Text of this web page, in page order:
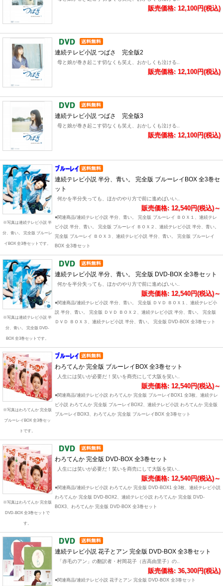
販売価格: 12,100円(税込)
連続テレビ小説 つばさ 完全版2
母と娘が巻き起こす切なくも笑え、おかしくも泣ける..
販売価格: 12,100円(税込)
連続テレビ小説 つばさ 完全版3
母と娘が巻き起こす切なくも笑え、おかしくも泣ける..
販売価格: 12,100円(税込)
※写真は連続テレビ小説 半
分、青い。 完全版 ブルーレ
イBOX 全3巻セットです。
連続テレビ小説 半分、青い。 完全版 ブルーレイBOX 全3巻セ
ット
何かを半分失っても、ほかのやり方で前に進めばいい..
販売価格: 12,540円(税込)～
●関連商品/連続テレビ小説 半分、青い。 完全版 ブルーレイ ＢＯＸ１、連続テレ
ビ小説 半分、青い。 完全版 ブルーレイ ＢＯＸ２、連続テレビ小説 半分、青い。
完全版 ブルーレイ ＢＯＸ３、連続テレビ小説 半分、青い。 完全版 ブルーレイ
BOX 全3巻セット
※写真は連続テレビ小説 半
分、青い。 完全版 DVD-
BOX 全3巻セットです。
連続テレビ小説 半分、青い。 完全版 DVD-BOX 全3巻セット
何かを半分失っても、ほかのやり方で前に進めばいい..
販売価格: 12,540円(税込)～
●関連商品/連続テレビ小説 半分、青い。 完全版 ＤＶＤ ＢＯＸ１、連続テレビ小
説 半分、青い。 完全版 ＤＶＤ ＢＯＸ２、連続テレビ小説 半分、青い。 完全版
ＤＶＤ ＢＯＸ３、連続テレビ小説 半分、青い。 完全版 DVD-BOX 全3巻セット
※写真はわろてんか 完全版
ブルーレイBOX 全3巻セッ
トです。
わろてんか 完全版 ブルーレイBOX 全3巻セット
人生には笑いが必要だ！笑いを商売にして大阪を笑い..
販売価格: 12,540円(税込)～
●関連商品/連続テレビ小説 わろてんか 完全版 ブルーレイBOX1 全3枚、連続テレ
ビ小説 わろてんか 完全版 ブルーレイBOX2、連続テレビ小説 わろてんか 完全版
ブルーレイBOX3、わろてんか 完全版 ブルーレイBOX 全3巻セット
※写真はわろてんか 完全版
DVD-BOX 全3巻セットで
す。
わろてんか 完全版 DVD-BOX 全3巻セット
人生には笑いが必要だ！笑いを商売にして大阪を笑い..
販売価格: 12,540円(税込)～
●関連商品/連続テレビ小説 わろてんか 完全版 DVD-BOX1 全3枚、連続テレビ小説
わろてんか 完全版 DVD-BOX2、連続テレビ小説 わろてんか 完全版 DVD-
BOX3、わろてんか 完全版 DVD-BOX 全3巻セット
連続テレビ小説 花子とアン 完全版 DVD-BOX 全3巻セット
「赤毛のアン」の翻訳者・村岡花子（吉高由里子）の..
販売価格: 36,300円(税込)
●関連商品/連続テレビ小説 花子とアン 完全版 DVD-BOX 全3巻セット